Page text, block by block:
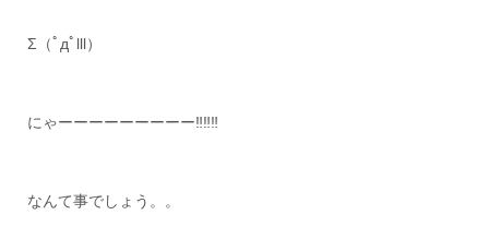
Σ（ﾟдﾟlll）
にゃーーーーーーーーー‼‼‼
なんて事でしょう。。